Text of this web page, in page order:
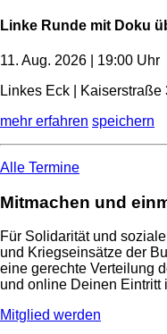
Linke Runde mit Doku
11. Aug. 2026 | 19:00 Uhr
Linkes Eck | Kaiserstraße
mehr erfahren speichern
Alle Termine
Mitmachen und
Für Solidarität und
und Kriegseinsätze der
eine gerechte Verteilung
und online Deinen Eintritt
Mitglied werden